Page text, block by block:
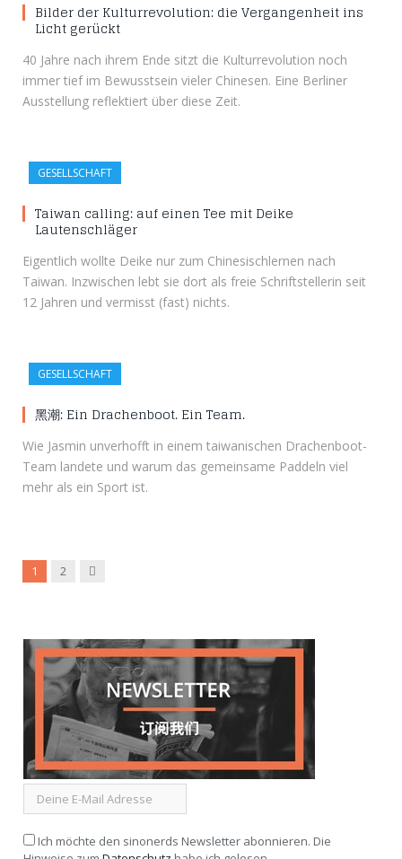
Bilder der Kulturrevolution: die Vergangenheit ins
Licht gerückt
40 Jahre nach ihrem Ende sitzt die Kulturrevolution noch
immer tief im Bewusstsein vieler Chinesen. Eine Berliner
Ausstellung reflektiert über diese Zeit.
GESELLSCHAFT
Taiwan calling: auf einen Tee mit Deike
Lautenschläger
Eigentlich wollte Deike nur zum Chinesischlernen nach
Taiwan. Inzwischen lebt sie dort als freie Schriftstellerin seit
12 Jahren und vermisst (fast) nichts.
GESELLSCHAFT
黑潮: Ein Drachenboot. Ein Team.
Wie Jasmin unverhofft in einem taiwanischen Drachenboot-
Team landete und warum das gemeinsame Paddeln viel
mehr als ein Sport ist.
1 2 Weiter
Ich möchte den sinonerds Newsletter abonnieren. Die